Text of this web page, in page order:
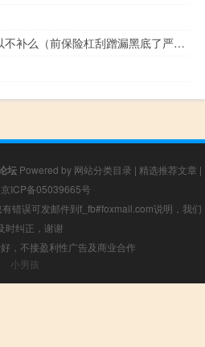
前保险杠刮蹭漏黑底了可以不补么（前保险杠刮蹭漏黑底了严重吗?）
坛Powered by 网站分类目录 | 精选推荐文章 |
京ICP备05039665号
错误可发邮件到f_fb#foxmail.com说明，我们
时纠正，谢谢
，不接盈利性广告及商业合作
小男孩